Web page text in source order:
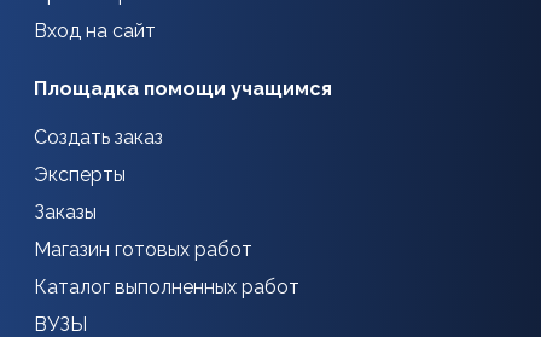
Вход на сайт
Площадка помощи учащимся
Создать заказ
Эксперты
Заказы
Магазин готовых работ
Каталог выполненных работ
ВУЗЫ